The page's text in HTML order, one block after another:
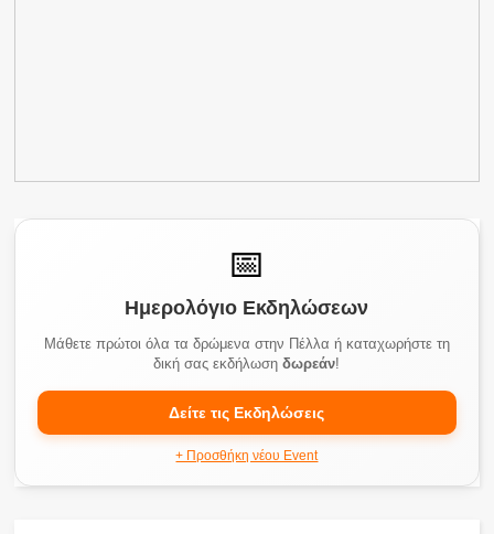
📅
Ημερολόγιο Εκδηλώσεων
Μάθετε πρώτοι όλα τα δρώμενα στην Πέλλα ή καταχωρήστε τη
δική σας εκδήλωσηδωρεάν!
Δείτε τις Εκδηλώσεις
+ Προσθήκη νέου Event